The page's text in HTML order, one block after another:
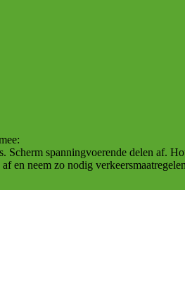
Scherm spanningvoerende delen af.
en neem zo nodig